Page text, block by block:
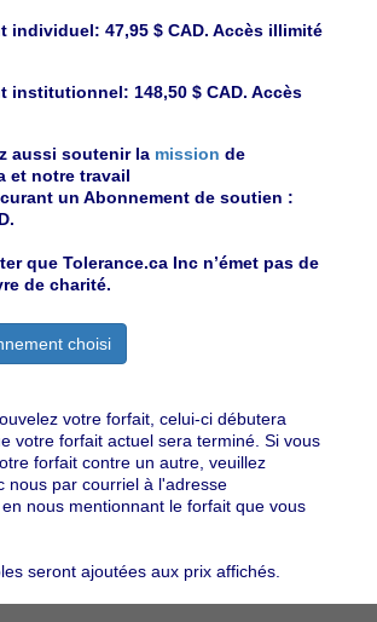
individuel: 47,95 $ CAD. Accès illimité
institutionnel: 148,50 $ CAD. Accès
aussi soutenir la mission de
et notre travail
un Abonnement de soutien :
que Tolerance.ca Inc n’émet pas de
de charité.
votre forfait, celui-ci débutera
votre forfait actuel sera terminé. Si vous
forfait contre un autre, veuillez
nous par courriel à l'adresse
en nous mentionnant le forfait que vous
seront ajoutées aux prix affichés.